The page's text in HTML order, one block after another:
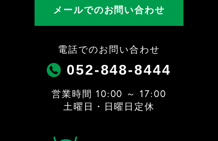
メールでのお問い合わせ
電話でのお問い合わせ
052-848-8444
営業時間 10:00 ～ 17:00
土曜日・日曜日定休